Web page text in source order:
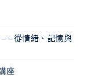
——從情緒、記憶與
座